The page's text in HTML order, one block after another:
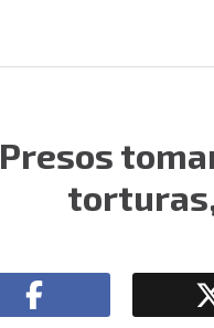
Presos